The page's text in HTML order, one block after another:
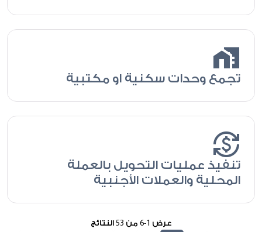
home_work
تجمع وحدات سكنية او مكتبية
currency_exchange
تنفيذ عمليات التحويل بالعملة
المحلية والعملات الأجنبية
عرض 1
-
6 من 53 النتائج